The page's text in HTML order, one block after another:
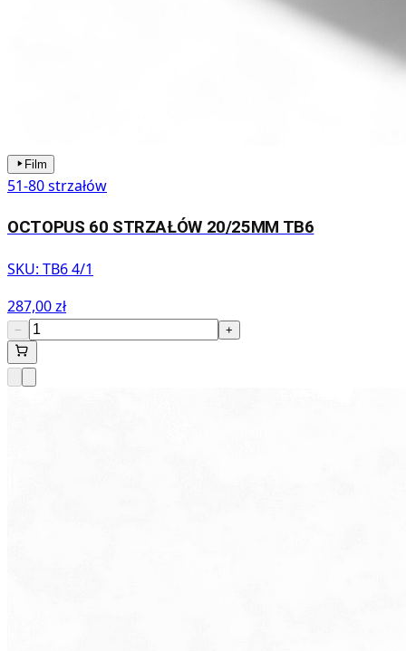
Film
51-80 strzałów
OCTOPUS 60 STRZAŁÓW 20/25MM TB6
SKU: TB6 4/1
287,00 zł
− +